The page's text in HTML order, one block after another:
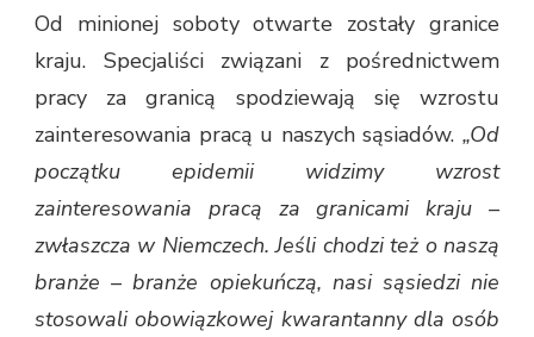
Od minionej soboty otwarte zostały granice
kraju. Specjaliści związani z pośrednictwem
pracy za granicą spodziewają się wzrostu
zainteresowania pracą u naszych sąsiadów. „Od
początku epidemii widzimy wzrost
zainteresowania pracą za granicami kraju –
zwłaszcza w Niemczech. Jeśli chodzi też o naszą
branże – branże opiekuńczą, nasi sąsiedzi nie
stosowali obowiązkowej kwarantanny dla osób